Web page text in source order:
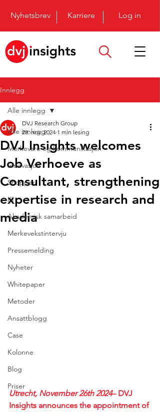
Nyhetsbrev Karriere Log in
Innlegg
Alle innlegg
Merkevare og kommunikasjon
Innovasjon
Shopper
KI
Akademisk samarbeid
Merkevekstintervju
Pressemelding
Nyheter
Whitepaper
Metoder
Ansattblogg
Case
Kolonne
Blog
Priser
Alle innlegg
DVJ Insights welcomes
Job Verhoeve as
Consultant, strengthening
expertise in research and
media
DVJ Research Group
28. nov. 2024 1 min lesing
Utrecht, November 26th 2024– DVJ
Insights announces the appointment of